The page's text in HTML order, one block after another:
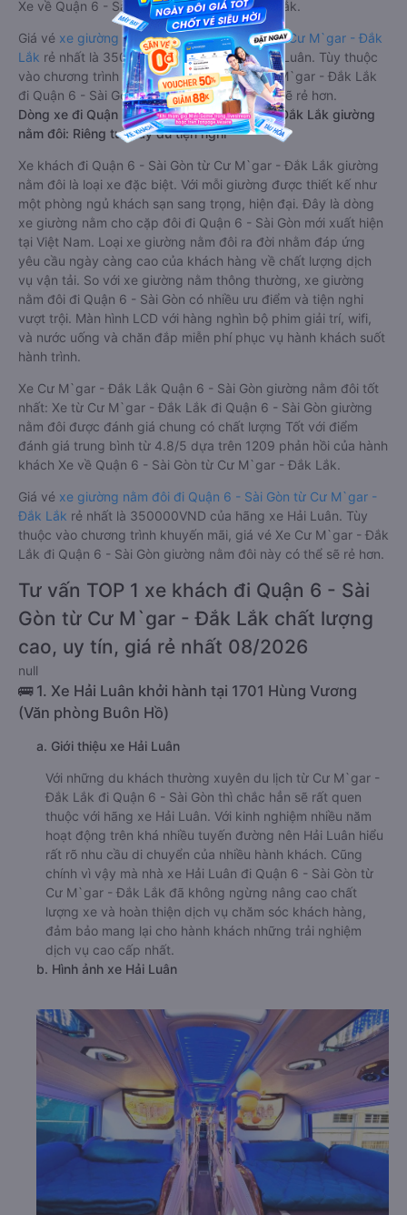
Xe về Quận 6 - Sài Gòn từ Cư M`gar - Đắk Lắk.
Giá vé xe giường nằm đi Quận 6 - Sài Gòn từ Cư M`gar - Đắk
Lắk rẻ nhất là 350000VND của hãng xe Hải Luân. Tùy thuộc
vào chương trình khuyến mãi, giá vé Xe Cư M`gar - Đắk Lắk
đi Quận 6 - Sài Gòn giường nằm này có thể sẽ rẻ hơn.
Dòng xe đi Quận 6 - Sài Gòn từ Cư M`gar - Đắk Lắk giường
nằm đôi: Riêng tư, đầy đủ tiện nghi
Xe khách đi Quận 6 - Sài Gòn từ Cư M`gar - Đắk Lắk giường
nằm đôi là loại xe đặc biệt. Với mỗi giường được thiết kế như
một phòng ngủ khách sạn sang trọng, hiện đại. Đây là dòng
xe giường nằm cho cặp đôi đi Quận 6 - Sài Gòn mới xuất hiện
tại Việt Nam. Loại xe giường nằm đôi ra đời nhằm đáp ứng
yêu cầu ngày càng cao của khách hàng về chất lượng dịch
vụ vận tải. So với xe giường nằm thông thường, xe giường
nằm đôi đi Quận 6 - Sài Gòn có nhiều ưu điểm và tiện nghi
vượt trội. Màn hình LCD với hàng nghìn bộ phim giải trí, wifi,
và nước uống và chăn đắp miễn phí phục vụ hành khách suốt
hành trình.
Xe Cư M`gar - Đắk Lắk Quận 6 - Sài Gòn giường nằm đôi tốt
nhất: Xe từ Cư M`gar - Đắk Lắk đi Quận 6 - Sài Gòn giường
nằm đôi được đánh giá chung có chất lượng Tốt với điểm
đánh giá trung bình từ 4.8/5 dựa trên 1209 phản hồi của hành
khách Xe về Quận 6 - Sài Gòn từ Cư M`gar - Đắk Lắk.
Giá vé xe giường nằm đôi đi Quận 6 - Sài Gòn từ Cư M`gar -
Đắk Lắk rẻ nhất là 350000VND của hãng xe Hải Luân. Tùy
thuộc vào chương trình khuyến mãi, giá vé Xe Cư M`gar - Đắk
Lắk đi Quận 6 - Sài Gòn giường nằm đôi này có thể sẽ rẻ hơn.
Tư vấn TOP 1 xe khách đi Quận 6 - Sài
Gòn từ Cư M`gar - Đắk Lắk chất lượng
cao, uy tín, giá rẻ nhất 08/2026
null
🚌 1. Xe Hải Luân khởi hành tại 1701 Hùng Vương
(Văn phòng Buôn Hồ)
a. Giới thiệu xe Hải Luân
Với những du khách thường xuyên du lịch từ Cư M`gar -
Đắk Lắk đi Quận 6 - Sài Gòn thì chắc hẳn sẽ rất quen
thuộc với hãng xe Hải Luân. Với kinh nghiệm nhiều năm
hoạt động trên khá nhiều tuyến đường nên Hải Luân hiểu
rất rõ nhu cầu di chuyển của nhiều hành khách. Cũng
chính vì vậy mà nhà xe Hải Luân đi Quận 6 - Sài Gòn từ
Cư M`gar - Đắk Lắk đã không ngừng nâng cao chất
lượng xe và hoàn thiện dịch vụ chăm sóc khách hàng,
đảm bảo mang lại cho hành khách những trải nghiệm
dịch vụ cao cấp nhất.
b. Hình ảnh xe Hải Luân